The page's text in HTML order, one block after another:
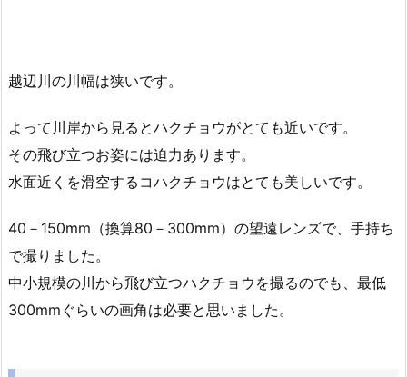
越辺川の川幅は狭いです。
よって川岸から見るとハクチョウがとても近いです。
その飛び立つお姿には迫力あります。
水面近くを滑空するコハクチョウはとても美しいです。
40－150mm（換算80－300mm）の望遠レンズで、手持ち
で撮りました。
中小規模の川から飛び立つハクチョウを撮るのでも、最低
300mmぐらいの画角は必要と思いました。